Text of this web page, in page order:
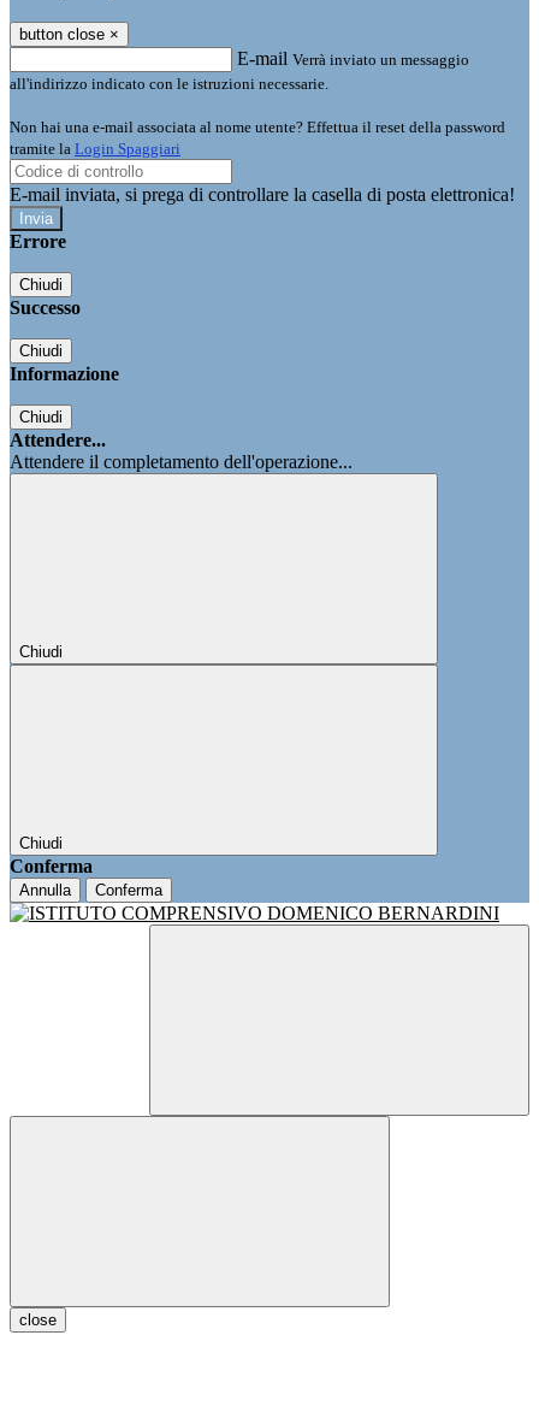
button close ×
E-mail Verrà inviato un messaggio
all'indirizzo indicato con le istruzioni necessarie.
Non hai una e-mail associata al nome utente? Effettua il reset della password
tramite la Login Spaggiari
E-mail inviata, si prega di controllare la casella di posta elettronica!
Errore
Chiudi
Successo
Chiudi
Informazione
Chiudi
Attendere...
Attendere il completamento dell'operazione...
Chiudi
Chiudi
Conferma
Annulla Conferma
close